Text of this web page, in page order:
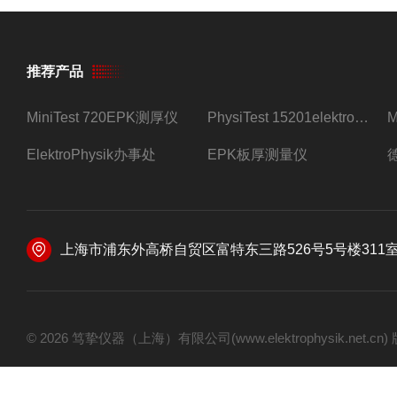
推荐产品
MiniTest 720EPK测厚仪 PhysiTest 15201elektrophysik测厚仪
ElektroPhysik办事处 EPK板厚测量仪
上海市浦东外高桥自贸区富特东三路526号5号楼311
© 2026 笃挚仪器（上海）有限公司